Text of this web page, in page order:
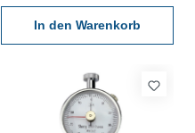
Aufnahme-Gewinde M7 x 0,5-
passend für Shore-
Härteprüfer Nr. 208.351.N,
Lieferung erfolgt ohne Shore-
Härteprüfer
In den Warenkorb